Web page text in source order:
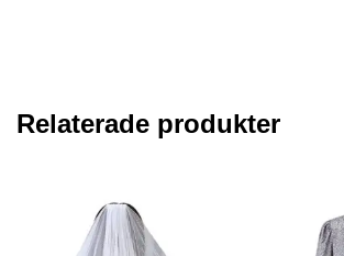
Relaterade produkter